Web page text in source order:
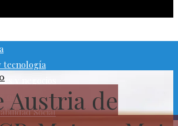
tecnología
y negocios
ocio
Social
Austria de